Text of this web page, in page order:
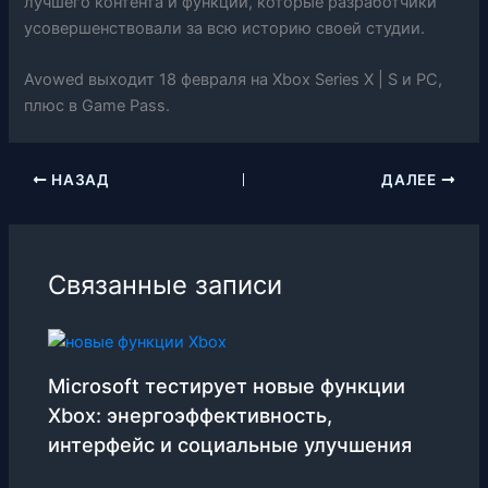
усовершенствовали за всю историю своей студии.
Avowed выходит 18 февраля на Xbox Series X | S и PC,
плюс в Game Pass.
НАЗАД ДАЛЕЕ
Связанные записи
Microsoft тестирует новые функции
Xbox: энергоэффективность,
интерфейс и социальные улучшения